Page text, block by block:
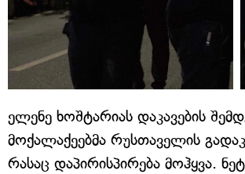
ელენე ხოშტარიას დაკავების
მოქალაქეებმა რუსთაველის
რასაც დაპირისპირება მოჰყვა.